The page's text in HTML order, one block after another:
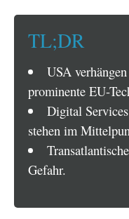
TL;DR
USA
prominente EU-
Digital
stehen im
Gefahr.